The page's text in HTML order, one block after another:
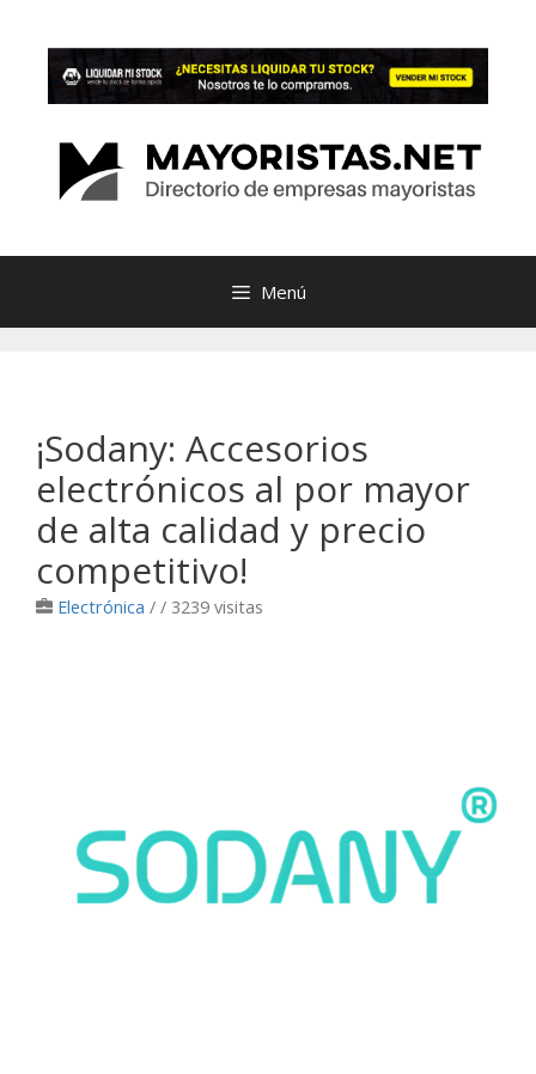
contenido
Menú
¡Sodany: Accesorios
electrónicos al por mayor
de alta calidad y precio
competitivo!
Electrónica / / 3239 visitas